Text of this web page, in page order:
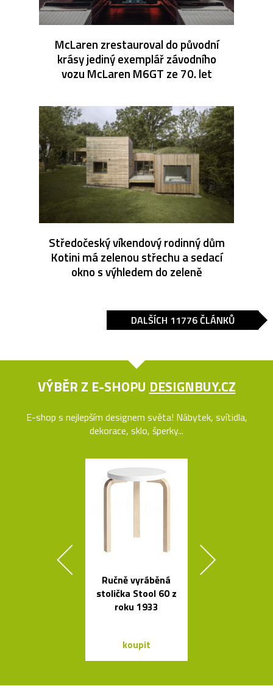
McLaren zrestauroval do původní
krásy jediný exemplář závodního
vozu McLaren M6GT ze 70. let
Středočeský víkendový rodinný dům
Kotini má zelenou střechu a sedací
okno s výhledem do zeleně
DALŠÍCH 11776 ČLÁNKŮ
VÝBĚR Z E-SHOPU DESIGNBUY.CZ
E-shop s nejlepším designem světa! Nábytek, svítidla,
dekorace, sklo, šperky...
Ručně vyráběná
stolička Stool 60 z
roku 1933
koupit